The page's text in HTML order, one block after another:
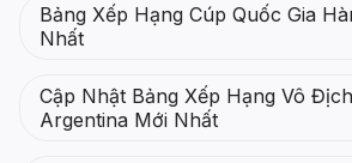
Bảng Xếp Hạng Cúp Quốc Gia
Nhất
Cập Nhật Bảng Xếp Hạng Vô
Argentina Mới Nhất